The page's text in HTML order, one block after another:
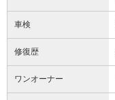
車検
修復歴
ワンオーナー